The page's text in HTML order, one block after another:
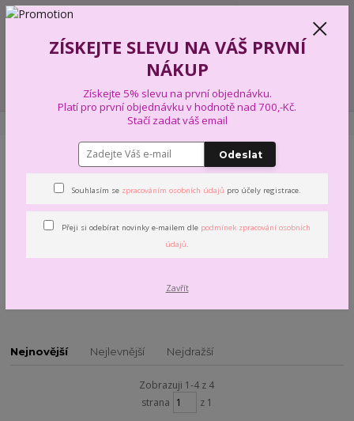
+420 739 574 103
0,00 Kč
VLNA-HEP CORDY 5MM
CORDY 5MM
Složení: 100% bavlna +(polyesterová výplň)
Odstíny z různých dodávek se mohou mírně lišit.
Nejnovější Nejlevnější Nejdražší
Zobrazuji 1-4 z 4
strana
z 1
ZÍSKEJTE SLEVU NA VÁŠ PRVNÍ
NÁKUP
Získejte 5% slevu na první objednávku.
Platí pro první objednávku v hodnotě nad 700,-Kč.
Stačí zadat váš email
Odeslat
Souhlasím se zpracováním osobních údajů pro účely registrace.
Přeji si odebírat novinky e-mailem dle podmínek zpracování osobních
údajů.
Zavřít